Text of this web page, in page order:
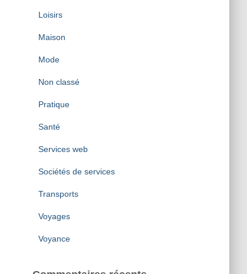
Loisirs
Maison
Mode
Non classé
Pratique
Santé
Services web
Sociétés de services
Transports
Voyages
Voyance